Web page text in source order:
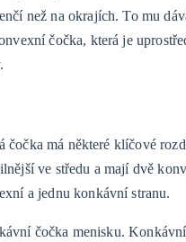
než na okrajích. To mu
čočka, která je
čočka má některé klíčové
ve středu a mají dvě
a jednu konkávní stranu.
čočka menisku.